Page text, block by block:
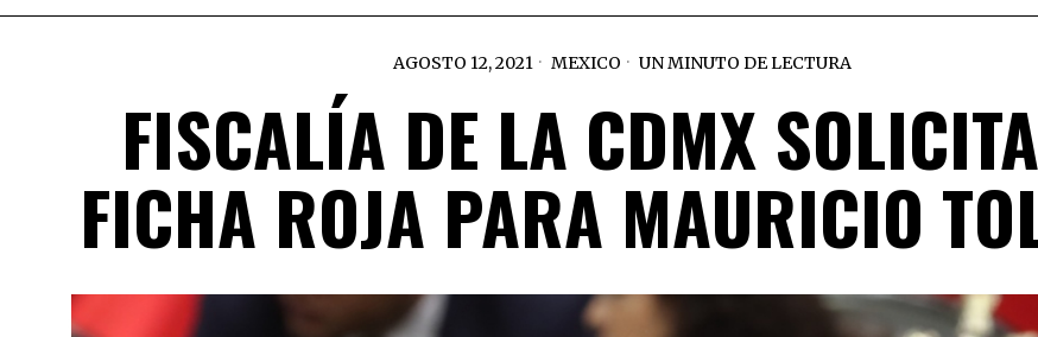
AGOSTO 12, 2021 MEXICO UN MINUTO DE LECTURA
FISCALÍA DE LA CDMX
FICHA ROJA PARA MAURICIO